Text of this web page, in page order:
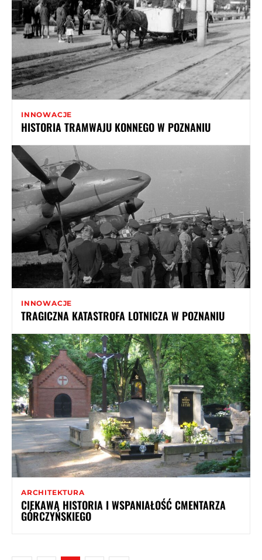
INNOWACJE
HISTORIA TRAMWAJU KONNEGO W POZNANIU
INNOWACJE
TRAGICZNA KATASTROFA LOTNICZA W POZNANIU
ARCHITEKTURA
CIEKAWA HISTORIA I WSPANIAŁOŚĆ CMENTARZA
GÓRCZYŃSKIEGO